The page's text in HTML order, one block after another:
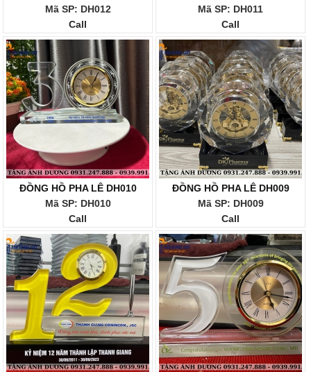
Mã SP: DH012
Call
Mã SP: DH011
Call
ĐỒNG HỒ PHA LÊ DH010
Mã SP: DH010
Call
ĐỒNG HỒ PHA LÊ DH009
Mã SP: DH009
Call